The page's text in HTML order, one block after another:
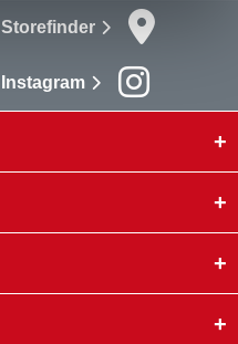
Storefinder
Instagram